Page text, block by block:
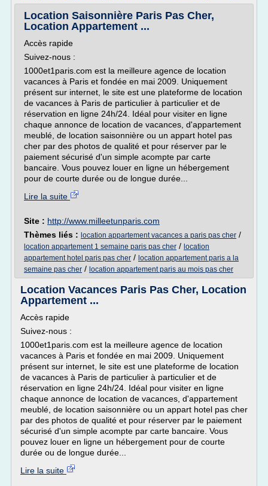
Location Saisonnière Paris Pas Cher,
Location Appartement ...
Accès rapide
Suivez-nous :
1000et1paris.com est la meilleure agence de location
vacances à Paris et fondée en mai 2009. Uniquement
présent sur internet, le site est une plateforme de location
de vacances à Paris de particulier à particulier et de
réservation en ligne 24h/24. Idéal pour visiter en ligne
chaque annonce de location de vacances, d'appartement
meublé, de location saisonnière ou un appart hotel pas
cher par des photos de qualité et pour réserver par le
paiement sécurisé d'un simple acompte par carte
bancaire. Vous pouvez louer en ligne un hébergement
pour de courte durée ou de longue durée...
Lire la suite
Site : http://www.milleetunparis.com
Thèmes liés : location appartement vacances a paris pas cher /
location appartement 1 semaine paris pas cher / location
appartement hotel paris pas cher / location appartement paris a la
semaine pas cher / location appartement paris au mois pas cher
Location Vacances Paris Pas Cher, Location
Appartement ...
Accès rapide
Suivez-nous :
1000et1paris.com est la meilleure agence de location
vacances à Paris et fondée en mai 2009. Uniquement
présent sur internet, le site est une plateforme de location
de vacances à Paris de particulier à particulier et de
réservation en ligne 24h/24. Idéal pour visiter en ligne
chaque annonce de location de vacances, d'appartement
meublé, de location saisonnière ou un appart hotel pas cher
par des photos de qualité et pour réserver par le paiement
sécurisé d'un simple acompte par carte bancaire. Vous
pouvez louer en ligne un hébergement pour de courte
durée ou de longue durée...
Lire la suite